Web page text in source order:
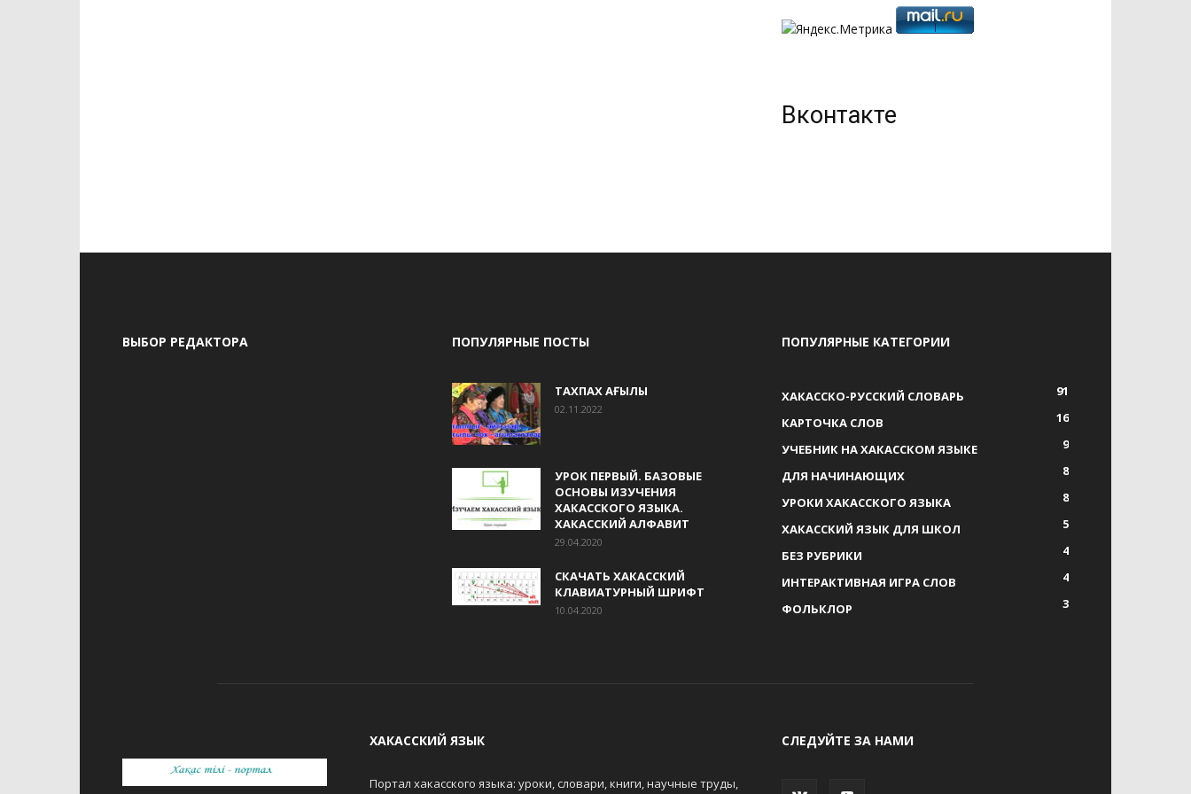
Вконтакте
ВЫБОР РЕДАКТОРА ПОПУЛЯРНЫЕ ПОСТЫ
ТАХПАХ АҒЫЛЫ
02.11.2022
УРОК ПЕРВЫЙ. БАЗОВЫЕ
ОСНОВЫ ИЗУЧЕНИЯ
ХАКАССКОГО ЯЗЫКА.
ХАКАССКИЙ АЛФАВИТ
29.04.2020
СКАЧАТЬ ХАКАССКИЙ
КЛАВИАТУРНЫЙ ШРИФТ
10.04.2020
ПОПУЛЯРНЫЕ КАТЕГОРИИ
ХАКАССКО-РУССКИЙ СЛОВАРЬ
91
КАРТОЧКА СЛОВ
16
УЧЕБНИК НА ХАКАССКОМ ЯЗЫКЕ
9
ДЛЯ НАЧИНАЮЩИХ
8
УРОКИ ХАКАССКОГО ЯЗЫКА
8
ХАКАССКИЙ ЯЗЫК ДЛЯ ШКОЛ
5
БЕЗ РУБРИКИ
4
ИНТЕРАКТИВНАЯ ИГРА СЛОВ
4
ФОЛЬКЛОР
3
ХАКАССКИЙ ЯЗЫК
Портал хакасского языка: уроки, словари, книги, научные труды,
СЛЕДУЙТЕ ЗА НАМИ